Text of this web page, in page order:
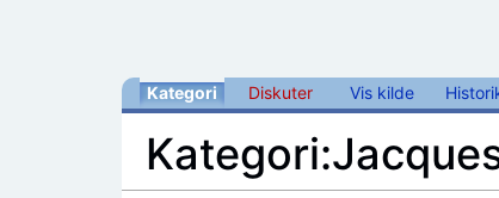
Kategori Diskuter Vis kilde